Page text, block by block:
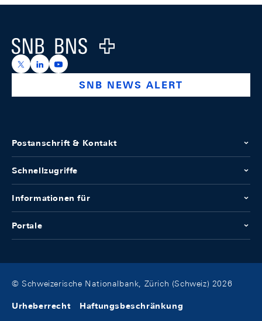
Logo
https://x.com/snb_bns
https://ch.linkedin.com/company/swiss-national-
https://www.youtube.com/@swissnationalbank
SNB NEWS ALERT
Postanschrift & Kontakt
Schnellzugriffe
Informationen für
Portale
© Schweizerische Nationalbank, Zürich (Schweiz) 2026
Urheberrecht Haftungsbeschränkung